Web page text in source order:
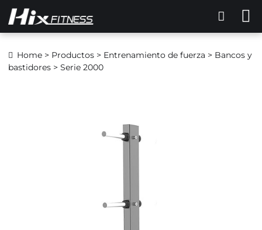
Home > Productos > Entrenamiento de fuerza > Bancos y
bastidores > Serie 2000